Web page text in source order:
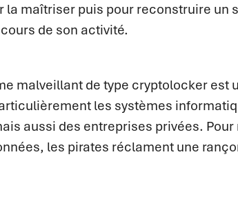
la maîtriser puis pour reconstruire un
de son activité.
malveillant de type cryptolocker est
les systèmes
aussi des entreprises privées.
les pirates réclament une